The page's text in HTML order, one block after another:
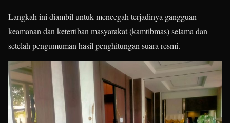
Langkah ini diambil untuk mencegah terjadinya gangguan
keamanan dan ketertiban masyarakat (kamtibmas) selama dan
setelah pengumuman hasil penghitungan suara resmi.